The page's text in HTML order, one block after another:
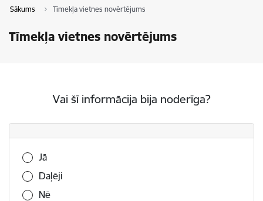
Sākums Tīmekļa vietnes novērtējums
Tīmekļa vietnes novērtējums
Vai šī informācija bija noderīga?
Vai šī informācija bija noderīga?
Jā
Daļēji
Nē